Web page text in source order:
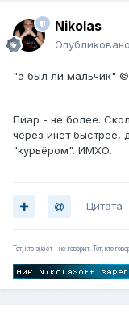
Nikolas
Опубликовано
"а был ли мальчик"
Пиар - не более.
через инет быстрее,
"курьёром". ИМХО.
Цитата
Тот, кто знает - не говорит. Тот, кто